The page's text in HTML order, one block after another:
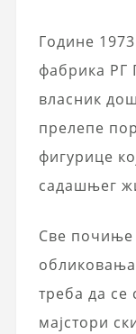
Године
фабрика РГ
власник
прелепе
фигурице
садашњег
Све почиње
треба да се
мајстори